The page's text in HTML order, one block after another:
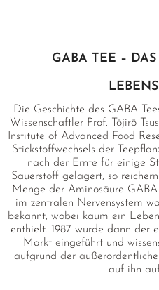
GABA TEE –
Die Geschichte des GABA
Wissenschaftler Prof. Tōjirō
Institute of Advanced Food
Stickstoffwechsels der
nach der Ernte für einige
Sauerstoff gelagert, so
Menge der Aminosäure
im zentralen Nervensystem
bekannt, wobei kaum ein
enthielt. 1987 wurde dann der
Markt eingeführt und
aufgrund der
auf ihn